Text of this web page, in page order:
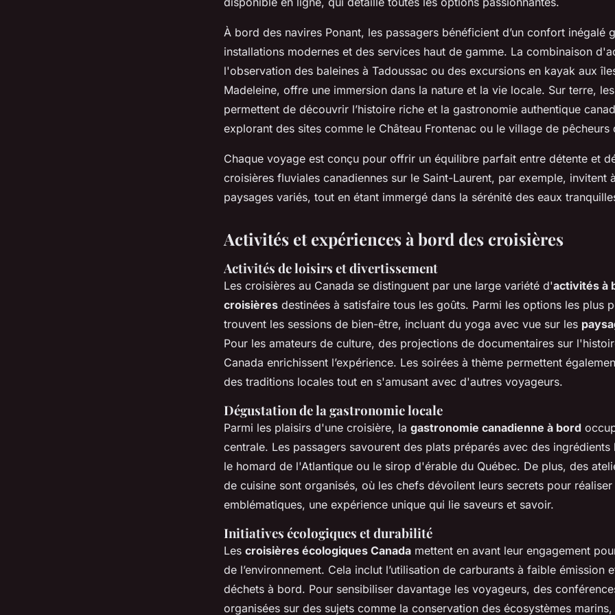
À bord des navires Ponant, les passagers bénéficient d’un confort inégalé
installations modernes et des services haut de gamme. La combinaison
l'observation des baleines à Tadoussac ou des excursions en kayak aux
Madeleine, offre une immersion dans la nature et la vie locale. Sur terre,
permettent de découvrir l’histoire riche et la gastronomie authentique
explorant des sites comme le Château Frontenac ou le village de pêcheurs
Chaque voyage est conçu pour offrir un équilibre parfait entre détente et
croisières fluviales canadiennes sur le Saint-Laurent, par exemple, invitent
paysages variés, tout en étant immergé dans la sérénité des eaux
Activités et expériences à bord des croisières
Activités de loisirs et divertissement
Les croisières au Canada se distinguent par une large variété d'activités à
croisières destinées à satisfaire tous les goûts. Parmi les options les plus
trouvent les sessions de bien-être, incluant du yoga avec vue sur les
Pour les amateurs de culture, des projections de documentaires sur
Canada enrichissent l’expérience. Les soirées à thème permettent
des traditions locales tout en s'amusant avec d'autres voyageurs.
Dégustation de la gastronomie locale
Parmi les plaisirs d'une croisière, la gastronomie canadienne à bord
centrale. Les passagers savourent des plats préparés avec des
le homard de l'Atlantique ou le sirop d'érable du Québec. De plus, des
de cuisine sont organisés, où les chefs dévoilent leurs secrets pour
emblématiques, une expérience unique qui lie saveurs et savoir.
Initiatives écologiques et durabilité
Les croisières écologiques Canada mettent en avant leur engagement
de l’environnement. Cela inclut l’utilisation de carburants à faible émission
déchets à bord. Pour sensibiliser davantage les voyageurs, des
organisées sur des sujets comme la conservation des écosystèmes